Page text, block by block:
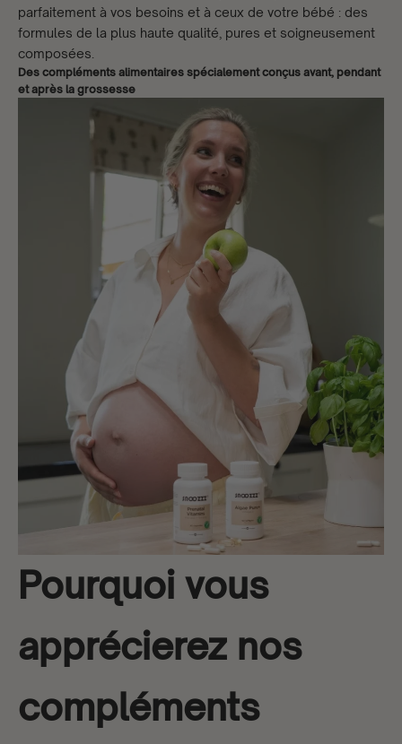
parfaitement à vos besoins et à ceux de votre bébé : des
formules de la plus haute qualité, pures et soigneusement
composées.
Des compléments alimentaires spécialement conçus avant, pendant
et après la grossesse
Pourquoi vous
apprécierez nos
compléments